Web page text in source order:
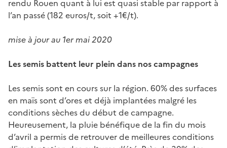
rendu Rouen quant à lui est quasi stable par rapport à
l’an passé (182 euros/t, soit +1€/t).
mise à jour au 1er mai 2020
Les semis battent leur plein dans nos campagnes
Les semis sont en cours sur la région. 60% des surfaces
en maïs sont d’ores et déjà implantées malgré les
conditions sèches du début de campagne.
Heureusement, la pluie bénéfique de la fin du mois
d’avril a permis de retrouver de meilleures conditions